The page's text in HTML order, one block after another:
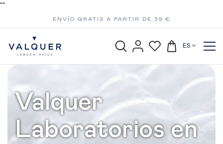
""
ENVÍO GRATIS A PARTIR DE 39 €
ES
Valquer
Laboratorios en